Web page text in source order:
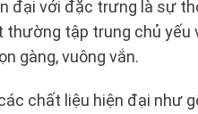
đại với đặc trưng là sự
tập trung chủ yếu
gàng, vuông vắn.
chất liệu hiện đại như